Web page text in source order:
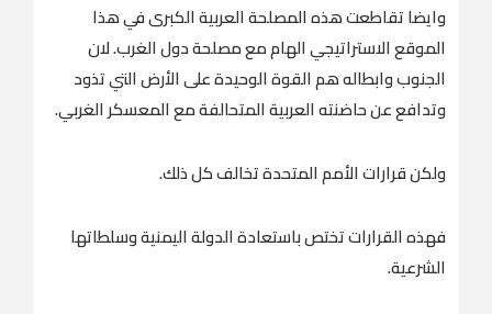
وايضا تقاطعت هذه المصلحة العربية الكبرى في هذا
الموقع الاستراتيجي الهام مع مصلحة دول الغرب. لان
الجنوب وابطاله هم القوة الوحيدة على الأرض التي تذود
وتدافع عن حاضنته العربية المتحالفة مع المعسكر الغربي.
ولكن قرارات الأمم المتحدة تخالف كل ذلك.
فهذه القرارات تختص باستعادة الدولة اليمنية وسلطاتها
الشرعية.